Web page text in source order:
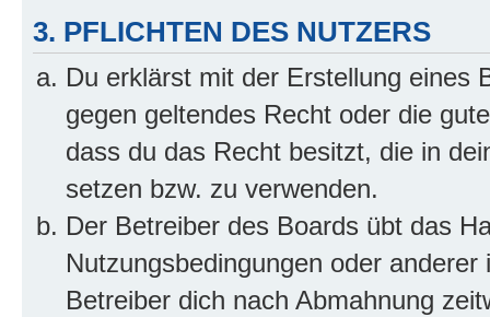
3. PFLICHTEN DES NUTZERS
Du erklärst mit der Erstellung eines
gegen geltendes Recht oder die
dass du das Recht besitzt, die in
setzen bzw. zu verwenden.
Der Betreiber des Boards übt das
Nutzungsbedingungen oder
Betreiber dich nach Abmahnung